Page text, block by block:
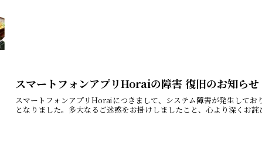
スマートフォンアプリHoraiの障害 復旧のお知らせ
スマートフォンアプリHoraiにつきまして、システム障害が発生して
となりました。多大なるご迷惑をお掛けしましたこと、心より深くお